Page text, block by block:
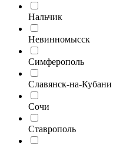
Нальчик
Невинномысск
Симферополь
Славянск-на-Кубани
Сочи
Ставрополь